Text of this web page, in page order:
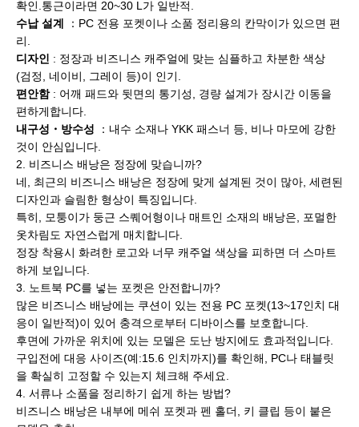
확인.통근이라면 20~30 L가 일반적.
수납 설계
：PC 전용 포켓이나 소품 정리용의 칸막이가 있으면 편
리.
디자인
: 정장과 비즈니스 캐주얼에 맞는 심플하고 차분한 색상
(검정, 네이비, 그레이 등)이 인기.
편안함: 어깨 패드와 뒷면의 통기성, 경량 설계가 장시간 이동을
편하게합니다.
내구성・방수성 ：내수 소재나 YKK 패스너 등, 비나 마모에 강한
것이 안심입니다.
2. 비즈니스 배낭은 정장에 맞습니까?
네, 최근의 비즈니스 배낭은 정장에 맞게 설계된 것이 많아, 세련된
디자인과 슬림한 형상이 특징입니다.
특히, 모퉁이가 둥근 스퀘어형이나 매트인 소재의 배낭은, 포멀한
옷차림도 자연스럽게 매치합니다.
정장 착용시 화려한 로고와 너무 캐주얼 색상을 피하면 더 스마트
하게 보입니다.
3. 노트북 PC를 넣는 포켓은 안전합니까?
많은 비즈니스 배낭에는 쿠션이 있는 전용 PC 포켓(13~17인치 대
응이 일반적)이 있어 충격으로부터 디바이스를 보호합니다.
후면에 가까운 위치에 있는 모델은 도난 방지에도 효과적입니다.
구입전에 대응 사이즈(예:15.6 인치까지)를 확인해, PC나 태블릿
을 확실히 고정할 수 있는지 체크해 주세요.
4. 서류나 소품을 정리하기 쉽게 하는 방법?
비즈니스 배낭은 내부에 메쉬 포켓과 펜 홀더, 키 클립 등이 붙은